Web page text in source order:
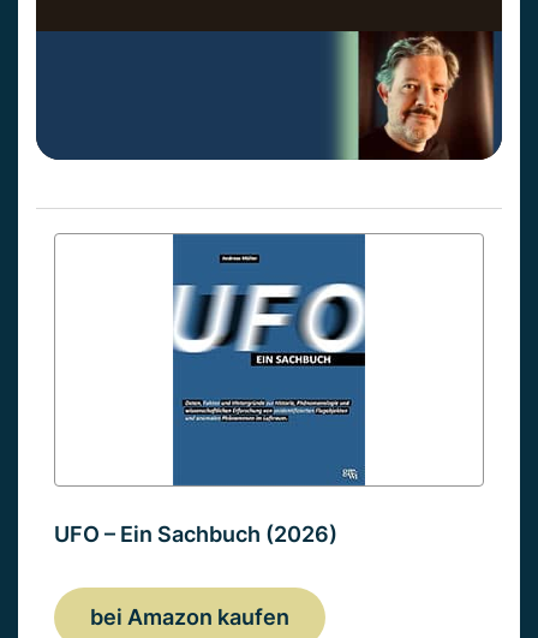
UFO – Ein Sachbuch (2026)
bei Amazon kaufen